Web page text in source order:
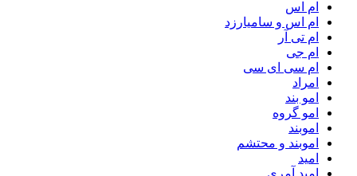
ام اس
ام اس و سامیارزد
ام تی آر
ام جی
ام سی ای سی
امراد
امو بند
امو گروه
اموبند
اموبند و محتشم
امید